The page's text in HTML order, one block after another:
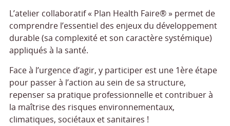
L’atelier collaboratif « Plan Health Faire® » permet de
comprendre l’essentiel des enjeux du développement
durable (sa complexité et son caractère systémique)
appliqués à la santé.
Face à l’urgence d’agir, y participer est une 1ère étape
pour passer à l’action au sein de sa structure,
repenser sa pratique professionnelle et contribuer à
la maîtrise des risques environnementaux,
climatiques, sociétaux et sanitaires !